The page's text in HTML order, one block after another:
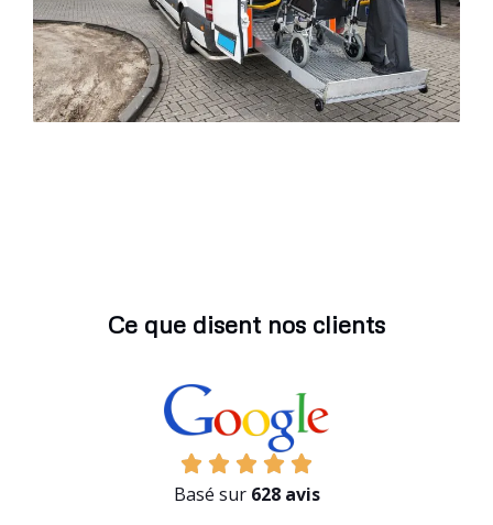
Ce que disent nos clients
Basé sur 628 avis